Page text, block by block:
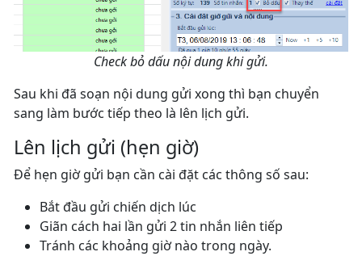
Check bỏ dấu nội dung khi gửi.
Sau khi đã soạn nội dung gửi xong thì bạn chuyển
sang làm bước tiếp theo là lên lịch gửi.
Lên lịch gửi (hẹn giờ)
Để hẹn giờ gửi bạn cần cài đặt các thông số sau:
Bắt đầu gửi chiến dịch lúc
Giãn cách hai lần gửi 2 tin nhắn liên tiếp
Tránh các khoảng giờ nào trong ngày.